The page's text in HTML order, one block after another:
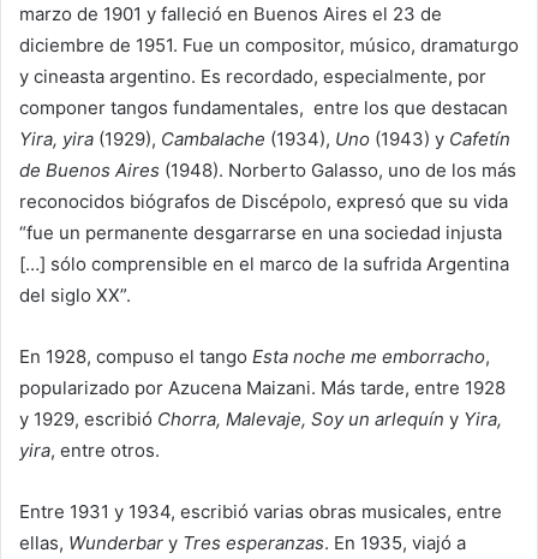
marzo de 1901 y falleció en Buenos Aires el 23 de
diciembre de 1951. Fue un compositor, músico, dramaturgo
y cineasta argentino. Es recordado, especialmente, por
componer tangos fundamentales, ​ entre los que destacan
Yira, yira (1929), Cambalache (1934), Uno (1943) y Cafetín
de Buenos Aires (1948).​ Norberto Galasso, uno de los más
reconocidos biógrafos de Discépolo, expresó que su vida
“fue un permanente desgarrarse en una sociedad injusta
[…] sólo comprensible en el marco de la sufrida Argentina
del siglo XX”.
​En 1928, compuso el tango Esta noche me emborracho,
popularizado por Azucena Maizani. Más tarde, entre 1928
y 1929, escribió Chorra, Malevaje, Soy un arlequín y Yira,
yira, entre otros.
Entre 1931 y 1934, escribió varias obras musicales, entre
ellas, Wunderbar y Tres esperanzas. En 1935, viajó a